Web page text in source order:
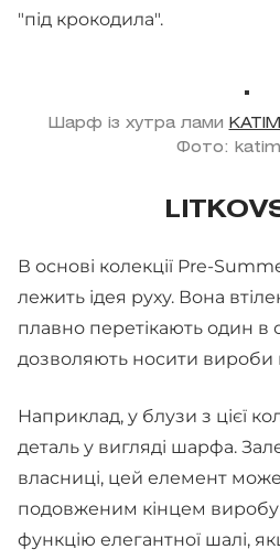
"під крокодила".
Шарф із хутра лами
Фото:
В основі колекції Pre-
лежить ідея руху. Вона
плавно перетікають один в
дозволяють носити вироби
Наприклад, у блузи з цієї
деталь у вигляді шарфа.
власниці, цей елемент
подовженим кінцем виробу
функцію елегантної шалі,